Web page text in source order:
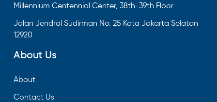
Millennium Centennial Center, 38th-39th Floor
Jalan Jendral Sudirman No. 25 Kota Jakarta Selatan
12920
About Us
About
Contact Us